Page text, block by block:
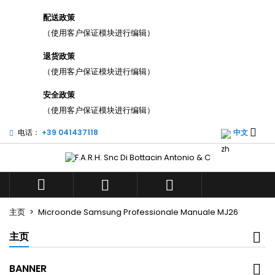
配送政策
（使用客户保证模块进行编辑）
退货政策
（使用客户保证模块进行编辑）
安全政策
（使用客户保证模块进行编辑）
电话： +39 041437118 中文 
  
主页 Microonde Samsung Professionale Manuale MJ26
主页
BANNER
添加至愿望清单
((title))
((label))
登录
您需要登录才能将产品保存在您的心愿单中。